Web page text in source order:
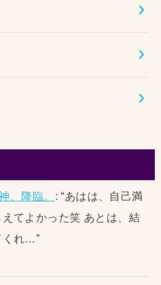
、降臨。 : “あはは、自己満
てよかった笑 あとは、結
くれ…”